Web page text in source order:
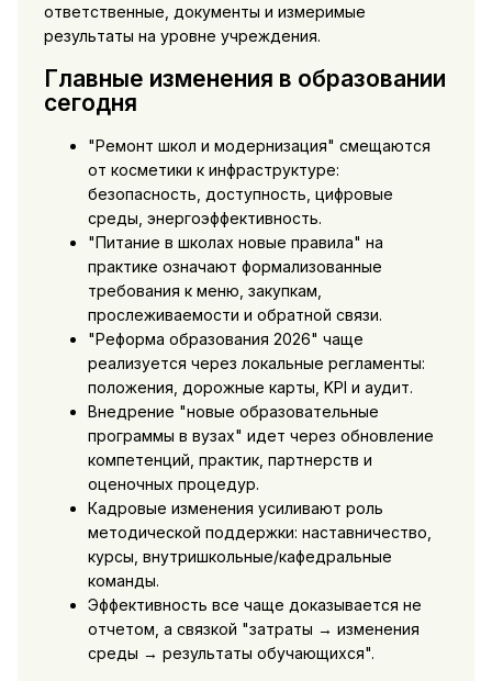
ответственные, документы и измеримые
результаты на уровне учреждения.
Главные изменения в образовании
сегодня
"Ремонт школ и модернизация" смещаются
от косметики к инфраструктуре:
безопасность, доступность, цифровые
среды, энергоэффективность.
"Питание в школах новые правила" на
практике означают формализованные
требования к меню, закупкам,
прослеживаемости и обратной связи.
"Реформа образования 2026" чаще
реализуется через локальные регламенты:
положения, дорожные карты, KPI и аудит.
Внедрение "новые образовательные
программы в вузах" идет через обновление
компетенций, практик, партнерств и
оценочных процедур.
Кадровые изменения усиливают роль
методической поддержки: наставничество,
курсы, внутришкольные/кафедральные
команды.
Эффективность все чаще доказывается не
отчетом, а связкой "затраты → изменения
среды → результаты обучающихся".